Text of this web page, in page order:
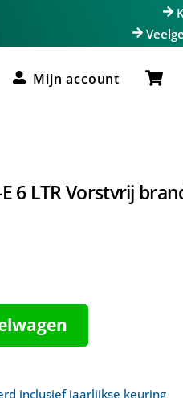
Mijn account
6 LTR Vorstvrij
inclusief jaarlijkse keuring